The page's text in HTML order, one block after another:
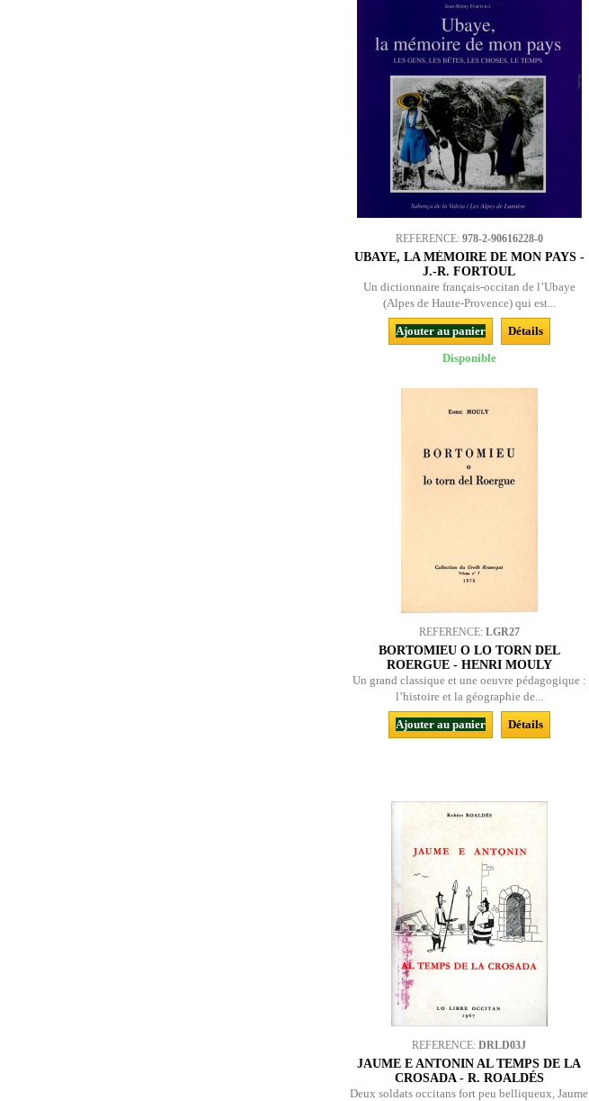
REFERENCE: 978-2-90616228-0
UBAYE, LA MÉMOIRE DE MON PAYS -
J.-R. FORTOUL
Un dictionnaire français-occitan de l’Ubaye
(Alpes de Haute-Provence) qui est...
Ajouter au panier
Détails
Disponible
REFERENCE: LGR27
BORTOMIEU O LO TORN DEL
ROERGUE - HENRI MOULY
Un grand classique et une oeuvre pédagogique :
l’histoire et la géographie de...
Ajouter au panier Détails
REFERENCE:DRLD03J
JAUME E ANTONIN AL TEMPS DE LA
CROSADA - R. ROALDÉS
Deux soldats occitans fort peu belliqueux, Jaume